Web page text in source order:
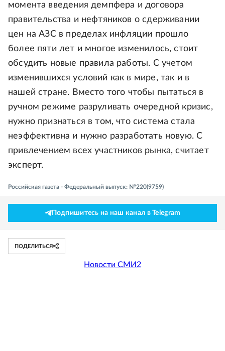
момента введения демпфера и договора
правительства и нефтяников о сдерживании
цен на АЗС в пределах инфляции прошло
более пяти лет и многое изменилось, стоит
обсудить новые правила работы. С учетом
изменившихся условий как в мире, так и в
нашей стране. Вместо того чтобы пытаться в
ручном режиме разруливать очередной кризис,
нужно признаться в том, что система стала
неэффективна и нужно разработать новую. С
привлечением всех участников рынка, считает
эксперт.
Российская газета - Федеральный выпуск: №220(9759)
Подпишитесь на наш канал в Telegram
ПОДЕЛИТЬСЯ
Новости СМИ2